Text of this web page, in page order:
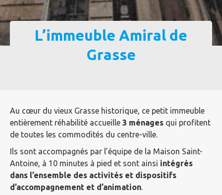
L’immeuble Amiral de
Grasse
Au cœur du vieux Grasse historique, ce petit immeuble
entièrement réhabilité accueille 3 ménages qui profitent
de toutes les commodités du centre-ville.
Ils sont accompagnés par l’équipe de la Maison Saint-
Antoine, à 10 minutes à pied et sont ainsi intégrés
dans l’ensemble des activités et dispositifs
d’accompagnement et d’animation.